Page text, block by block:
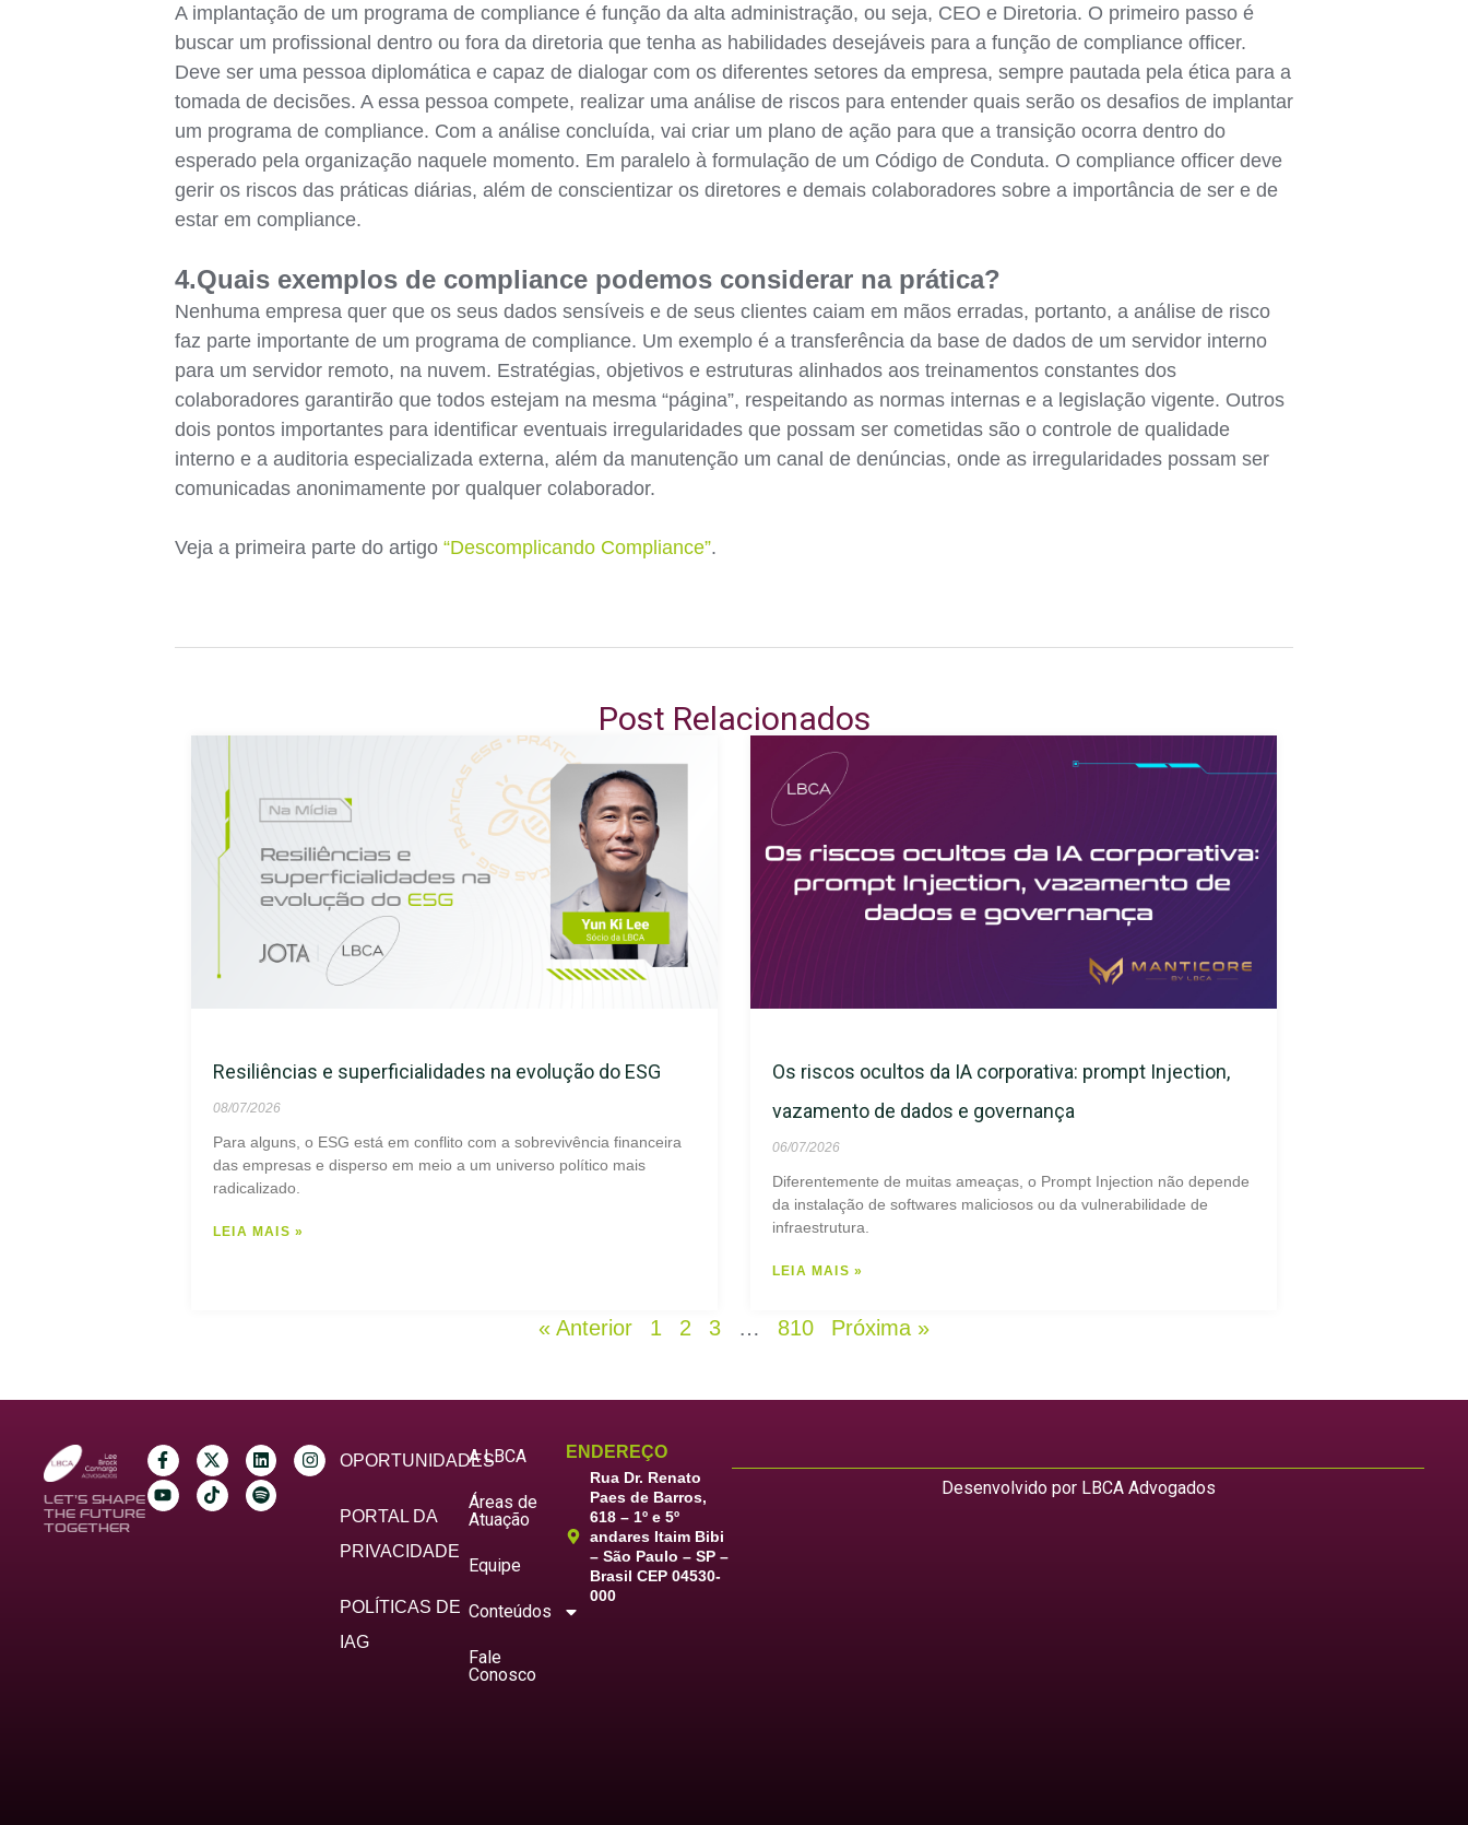
A implantação de um programa de compliance é função da alta administração, ou seja, CEO e Diretoria. O primeiro passo é
buscar um profissional dentro ou fora da diretoria que tenha as habilidades desejáveis para a função de compliance officer.
Deve ser uma pessoa diplomática e capaz de dialogar com os diferentes setores da empresa, sempre pautada pela ética para a
tomada de decisões. A essa pessoa compete, realizar uma análise de riscos para entender quais serão os desafios de implantar
um programa de compliance. Com a análise concluída, vai criar um plano de ação para que a transição ocorra dentro do
esperado pela organização naquele momento. Em paralelo à formulação de um Código de Conduta. O compliance officer deve
gerir os riscos das práticas diárias, além de conscientizar os diretores e demais colaboradores sobre a importância de ser e de
estar em compliance.
4.Quais exemplos de compliance podemos considerar na prática?
Nenhuma empresa quer que os seus dados sensíveis e de seus clientes caiam em mãos erradas, portanto, a análise de risco
faz parte importante de um programa de compliance. Um exemplo é a transferência da base de dados de um servidor interno
para um servidor remoto, na nuvem. Estratégias, objetivos e estruturas alinhados aos treinamentos constantes dos
colaboradores garantirão que todos estejam na mesma “página”, respeitando as normas internas e a legislação vigente. Outros
dois pontos importantes para identificar eventuais irregularidades que possam ser cometidas são o controle de qualidade
interno e a auditoria especializada externa, além da manutenção um canal de denúncias, onde as irregularidades possam ser
comunicadas anonimamente por qualquer colaborador.
Veja a primeira parte do artigo “Descomplicando Compliance”.
Post Relacionados
Resiliências e superficialidades na evolução do ESG
08/07/2026
Para alguns, o ESG está em conflito com a sobrevivência financeira
das empresas e disperso em meio a um universo político mais
radicalizado.
LEIA MAIS »
Os riscos ocultos da IA corporativa: prompt Injection,
vazamento de dados e governança
06/07/2026
Diferentemente de muitas ameaças, o Prompt Injection não depende
da instalação de softwares maliciosos ou da vulnerabilidade de
infraestrutura.
LEIA MAIS »
« Anterior 1 2 3 … 810 Próxima »
LET’S SHAPE
THE FUTURE
TOGETHER
OPORTUNIDADES
PORTAL DA
PRIVACIDADE
POLÍTICAS DE
IAG
A LBCA
Áreas de
Atuação
Equipe
Conteúdos
Fale
Conosco
ENDEREÇO
Rua Dr. Renato
Paes de Barros,
618 – 1º e 5º
andares Itaim Bibi
– São Paulo – SP –
Brasil CEP 04530-
000
Desenvolvido por LBCA Advogados